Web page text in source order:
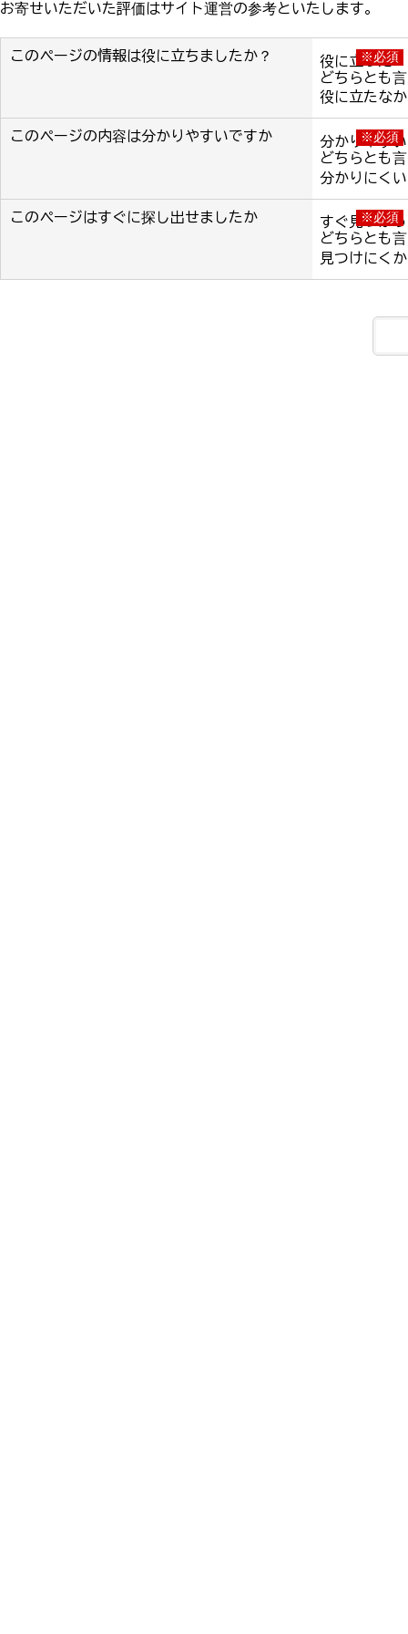
お寄せいただいた評価はサイト運営の参考といたします。
このページの情報は役に立ちましたか？ ※必須
役に立った
どちらとも
役に立たな
このページの内容は分かりやすいですか ※必須
分かりやすい
どちらとも
分かりにくい
このページはすぐに探し出せましたか ※必須
すぐ見つか
どちらとも
見つけにく